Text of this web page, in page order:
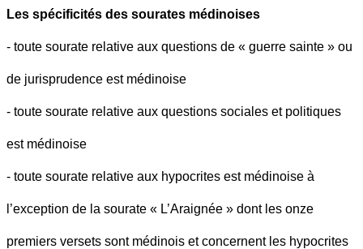
Les spécificités des sourates médinoises
- toute sourate relative aux questions de « guerre sainte » ou
de jurisprudence est médinoise
- toute sourate relative aux questions sociales et politiques
est médinoise
- toute sourate relative aux hypocrites est médinoise à
l’exception de la sourate « L’Araignée » dont les onze
premiers versets sont médinois et concernent les hypocrites